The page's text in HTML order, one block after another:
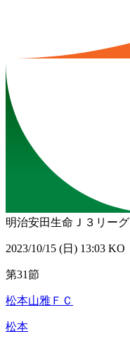
明治安田生命Ｊ３リーグ
2023/10/15 (日) 13:03 KO
第31節
松本山雅ＦＣ
松本